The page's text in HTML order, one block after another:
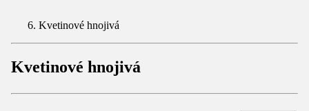
Kvetinové hnojivá
Kvetinové hnojivá